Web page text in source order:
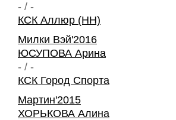
- / -
КСК Аллюр (НН)
Милки Вэй'2016
ЮСУПОВА Арина
- / -
КСК Город Спорта
Мартин'2015
ХОРЬКОВА Алина